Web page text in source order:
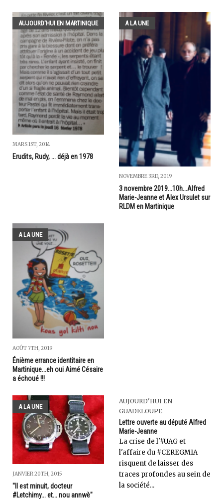
AUJOURD'HUI EN MARTINIQUE
MARS 1ST, 2014
Erudits, Rudy, ... déjà en 1978
A LA UNE
NOVEMBRE 3RD, 2019
3 novembre 2019...10h...Alfred
Marie-Jeanne et Alex Ursulet sur
RLDM en Martinique
A LA UNE
AOÛT 7TH, 2019
Énième errance identitaire en
Martinique...eh oui Aimé Césaire
a échoué !!!
A LA UNE
JANVIER 20TH, 2015
"Il est minuit, docteur
#Letchimy... et... nou annwè"
AUJOURD'HUI EN
GUADELOUPE
Lettre ouverte au député Alfred
Marie-Jeanne
La crise de l'#UAG et
l'affaire du #CEREGMIA
risquent de laisser des
traces profondes au sein de
la société...